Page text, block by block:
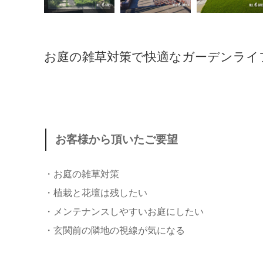
お庭の雑草対策で快適なガーデンライ
お客様から頂いたご要望
・お庭の雑草対策
・植栽と花壇は残したい
・メンテナンスしやすいお庭にしたい
・玄関前の隣地の視線が気になる